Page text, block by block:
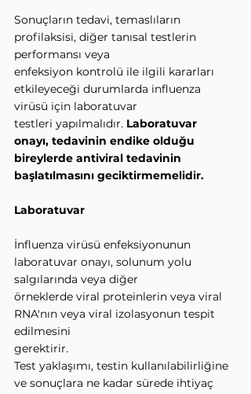
Sonuçların tedavi, temaslıların
profilaksisi, diğer tanısal testlerin
performansı veya
enfeksiyon kontrolü ile ilgili kararları
etkileyeceği durumlarda influenza
virüsü için laboratuvar
testleri yapılmalıdır. Laboratuvar
onayı, tedavinin endike olduğu
bireylerde antiviral tedavinin
başlatılmasını geciktirmemelidir.
Laboratuvar
İnfluenza virüsü enfeksiyonunun
laboratuvar onayı, solunum yolu
salgılarında veya diğer
örneklerde viral proteinlerin veya viral
RNA'nın veya viral izolasyonun tespit
edilmesini
gerektirir.
Test yaklaşımı, testin kullanılabilirliğine
ve sonuçlara ne kadar sürede ihtiyaç